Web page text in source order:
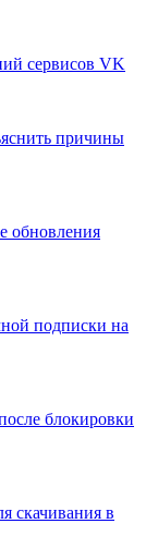
сервисов VK
причины
обновления
подписки на
блокировки
скачивания в